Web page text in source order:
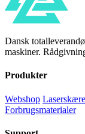
Dansk
maskiner.
Produkter
Webshop
Forbrugsmaterialer